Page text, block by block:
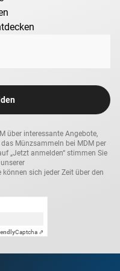
Mai gelegt wurde.
Kyrill und Method
bekannte
Gedenkmünze, in deren
sind, in den
sich kreisförmig die
SLOVENSKO 863 -
über interessante Angebote,
Münzsammeln bei MDM per
„Jetzt anmelden“ stimmen Sie
können sich jeder Zeit über den
Captcha ⇗